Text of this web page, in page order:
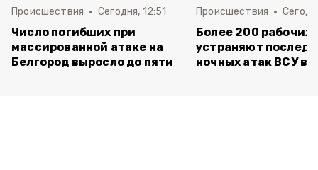
Происшествия Сегодня, 12:51
Число погибших при
массированной атаке на
Белгород выросло до пяти
Происшествия
Более 200 рабочих
устраняют
ночных атак ВСУ в